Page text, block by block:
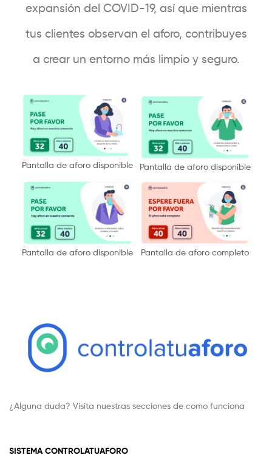
expansión del COVID-19, así que mientras
tus clientes observan el aforo, contribuyes
a crear un entorno más limpio y seguro.
Pantalla de aforo disponible Pantalla de aforo disponible
Pantalla de aforo disponible Pantalla de aforo completo
¿Alguna duda? Visita nuestras secciones de como funciona
SISTEMA CONTROLATUAFORO